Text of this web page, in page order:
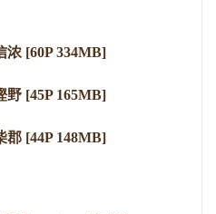
浓 [60P 334MB]
野 [45P 165MB]
郡 [44P 148MB]